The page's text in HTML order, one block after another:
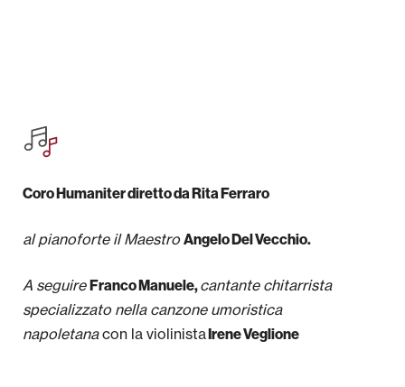
Coro Humaniter diretto da Rita Ferraro
al pianoforte il MaestroAngelo Del Vecchio.
A seguire Franco Manuele,cantante chitarrista
specializzato nella canzone umoristica
napoletanacon la violinista Irene Veglione